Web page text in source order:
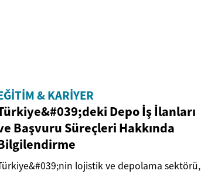
& KARIYER
Depo İş İlanları
Başvuru Süreçleri Hakkında
lojistik ve depolama sektörü,